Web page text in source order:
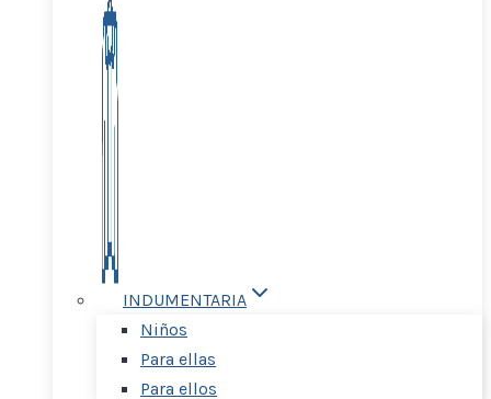
INDUMENTARIA
Niños
Para ellas
Para ellos